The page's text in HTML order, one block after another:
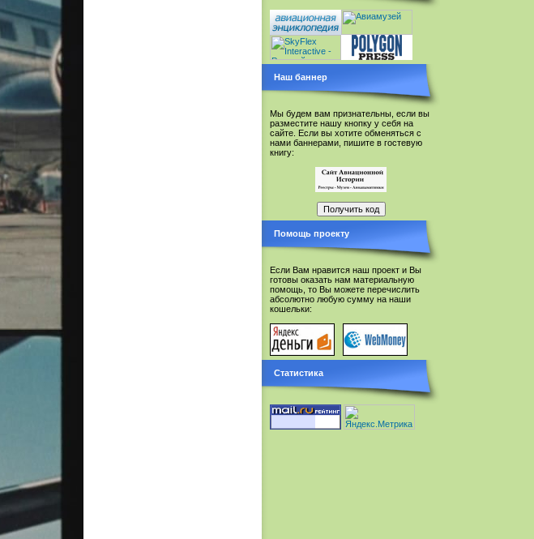
Наш баннер
Мы будем вам признательны, если вы
разместите нашу кнопку у себя на
сайте. Если вы хотите обменяться с
нами баннерами, пишите в гостевую
книгу:
Помощь проекту
Если Вам нравится наш проект и Вы
готовы оказать нам материальную
помощь, то Вы можете перечислить
абсолютно любую сумму на наши
кошельки:
Статистика